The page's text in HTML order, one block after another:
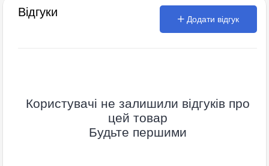
Відгуки
Додати відгук
Користувачі не залишили відгуків про
цей товар
Будьте першими